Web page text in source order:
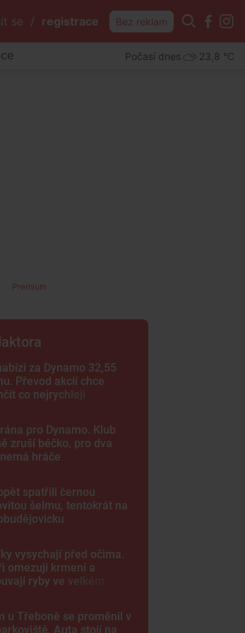
se / registrace Bez reklam
Počasí dnes 23,8 °C
Premium
za Dynamo 32,55
Převod akcií chce
co nejrychleji
pro Dynamo. Klub
zruší béčko, pro dva
hráče
spatřili černou
šelmu, tentokrát na
vysychají před očima.
omezují krmení a
ryby ve velkém
u Třeboně se proměnil v
Auta stojí na